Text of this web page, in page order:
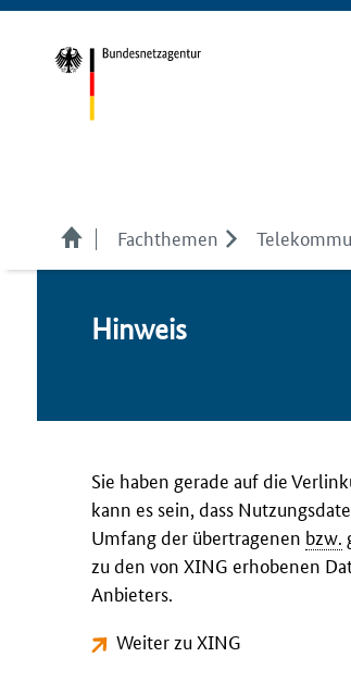
Fachthemen
Hin­weis
Sie haben gerade auf die
kann es sein, dass
Umfang der übertragenen bzw.
zu den von XING erhobenen
Anbieters.
Weiter zu XING